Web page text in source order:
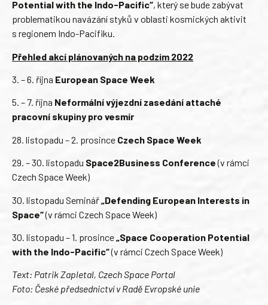
Potential with the Indo-Pacific“, který se bude zabývat
problematikou navázání styků v oblasti kosmických aktivit
s regionem Indo-Pacifiku.
Přehled akcí plánovaných na podzim 2022
3. – 6. října European Space Week
5. – 7. října Neformální výjezdní zasedání attaché
pracovní skupiny pro vesmír
28. listopadu – 2. prosince Czech Space Week
29. – 30. listopadu Space2Business Conference(v rámci
Czech Space Week)
30. listopadu Seminář „Defending European Interests in
Space“(v rámci Czech Space Week)
30. listopadu – 1. prosince„Space Cooperation Potential
with the Indo-Pacific“(v rámci Czech Space Week)
Text: Patrik Zapletal, Czech Space Portal
Foto: České předsednictví v Radě Evropské unie